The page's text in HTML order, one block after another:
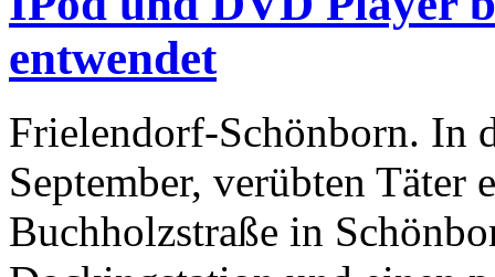
entwendet
Frielendorf-Schönborn. In
September, verübten
Buchholzstraße in